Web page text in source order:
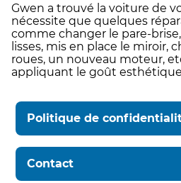
Gwen a trouvé la voiture de
nécessite que quelques
comme changer le pare-
lisses, mis en place le miroir,
roues, un nouveau moteur,
appliquant le goût
Politique de
Contact